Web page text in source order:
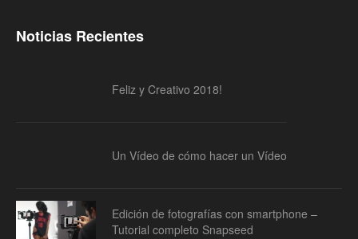
Noticias Recientes
Feliz y Creativo 2018!
Un Vídeo de cómo hacer un Vídeo
Edición de fotografías con smartphone –
Tutorial completo Snapseed